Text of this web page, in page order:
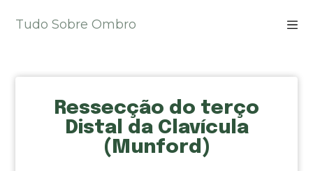
u
Tudo Sobre Ombro
Ressecção do terço
Distal da Clavícula
(Munford)